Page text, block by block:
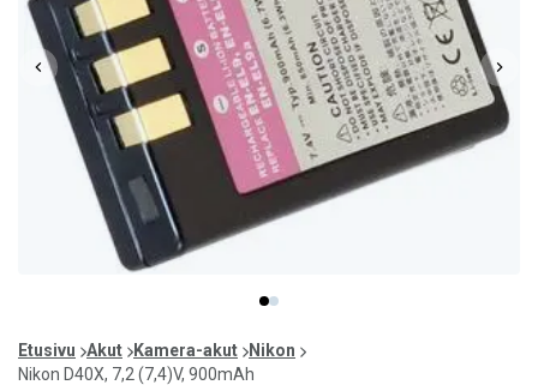
item
0
item
1
of
2
Etusivu Akut Kamera-akut
Nikon
Nikon D40X, 7,2 (7,4)V, 900mAh